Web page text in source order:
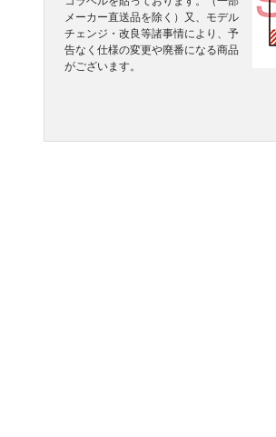
メーカー直送品を除く）又、モデル
チェンジ・改良等諸事情により、予
告なく仕様の変更や廃番になる商品
がございます。